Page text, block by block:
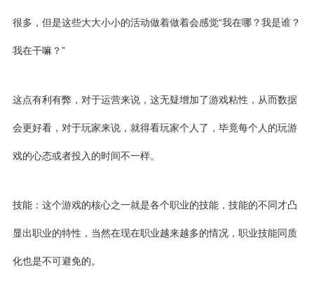
很多，但是这些大大小小的活动做着做着会感觉“我在哪？我是谁？
我在干嘛？”
这点有利有弊，对于运营来说，这无疑增加了游戏粘性，从而数据
会更好看，对于玩家来说，就得看玩家个人了，毕竟每个人的玩游
戏的心态或者投入的时间不一样。
技能：这个游戏的核心之一就是各个职业的技能，技能的不同才凸
显出职业的特性，当然在现在职业越来越多的情况，职业技能同质
化也是不可避免的。